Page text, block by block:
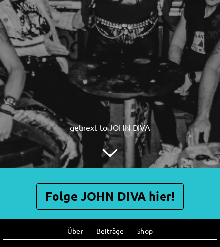
getnext to JOHN DIVA
Folge JOHN DIVA hier!
Über Beiträge Shop